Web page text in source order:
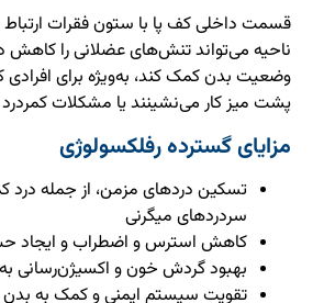
قسمت داخلی کف پا با ستون فقرات ارتباط
ناحیه می‌تواند تنش‌های عضلانی را کاهش
وضعیت بدن کمک کند، به‌ویژه برای افرادی
پشت میز کار می‌نشینند یا مشکلات کمردرد
مزایای گسترده رفلکسولوژی
تسکین دردهای مزمن، از جمله درد
سردردهای میگرنی
کاهش استرس و اضطراب و ایجاد
بهبود گردش خون و اکسیژن‌رسانی به
تقویت سیستم ایمنی و کمک به بدن